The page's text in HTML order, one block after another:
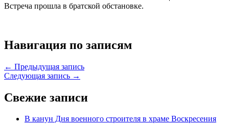
Встреча прошла в братской обстановке.
Навигация по записям
← Предыдущая запись
Следующая запись →
Свежие записи
В канун Дня военного строителя в храме Воскресения